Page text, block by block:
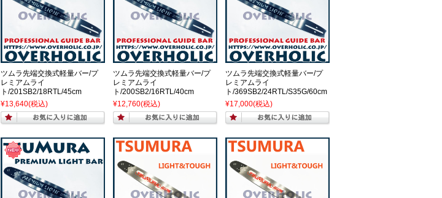
ツムラ先端交換式軽量バー/プ
レミアムライ
ト/201SB2/18RTL/45cm
¥13,640(税込)
ツムラ先端交換式軽量バー/プ
レミアムライ
ト/200SB2/16RTL/40cm
¥12,760(税込)
ツムラ先端交換式軽量バー/プ
レミアムライ
ト/369SB2/24RTL/S35G/60cm
¥17,000(税込)